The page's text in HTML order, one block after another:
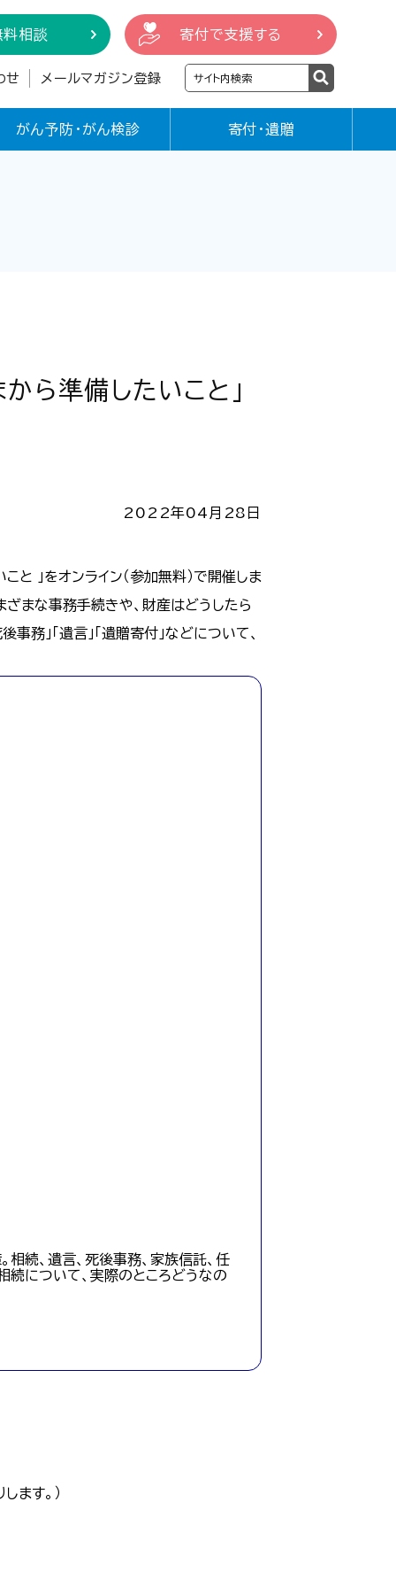
料相談 寄付で支援する
せ メールマガジン登録
がん予防・がん検診 寄付・遺贈
ら準備したいこと」
2022年04月28日
」をオンライン（参加無料）で開催しま
まな事務手続きや、財産はどうしたら
務」「遺言」「遺贈寄付」などについて、
続、遺言、死後事務、家族信託、任
続について、実際のところどうなの
ます。）